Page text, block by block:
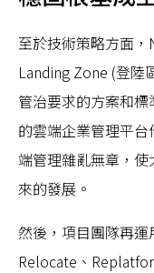
至於技術策略方面
Landing Zone (登陸
管治要求的方案和
的雲端企業管理平
端管理雜亂無章，
來的發展。
然後，項目團隊再運
Relocate、